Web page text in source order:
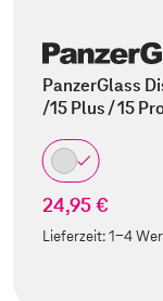
PanzerGlass
/15 Plus / 15
24,95 €
Lieferzeit:1-4